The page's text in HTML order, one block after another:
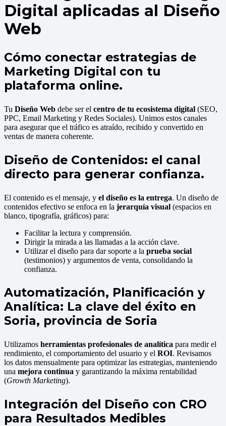
Digital aplicadas al Diseño
Web
Cómo conectar estrategias de
Marketing Digital con tu
plataforma online.
Tu Diseño Web debe ser el centro de tu ecosistema digital (SEO,
PPC, Email Marketing y Redes Sociales). Unimos estos canales
para asegurar que el tráfico es atraído, recibido y convertido en
ventas de manera coherente.
Diseño de Contenidos: el canal
directo para generar confianza.
El contenido es el mensaje, y el diseño es la entrega. Un diseño de
contenidos efectivo se enfoca en la jerarquía visual (espacios en
blanco, tipografía, gráficos) para:
Facilitar la lectura y comprensión.
Dirigir la mirada a las llamadas a la acción clave.
Utilizar el diseño para dar soporte a la prueba social
(testimonios) y argumentos de venta, consolidando la
confianza.
Automatización, Planificación y
Analítica: La clave del éxito en
Soria, provincia de Soria
Utilizamos herramientas profesionales de analítica para medir el
rendimiento, el comportamiento del usuario y el ROI. Revisamos
los datos mensualmente para optimizar las estrategias, manteniendo
una mejora continua y garantizando la máxima rentabilidad
(Growth Marketing).
Integración del Diseño con CRO
para Resultados Medibles